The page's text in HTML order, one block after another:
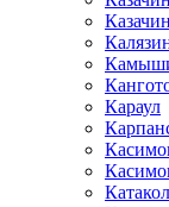
Караул